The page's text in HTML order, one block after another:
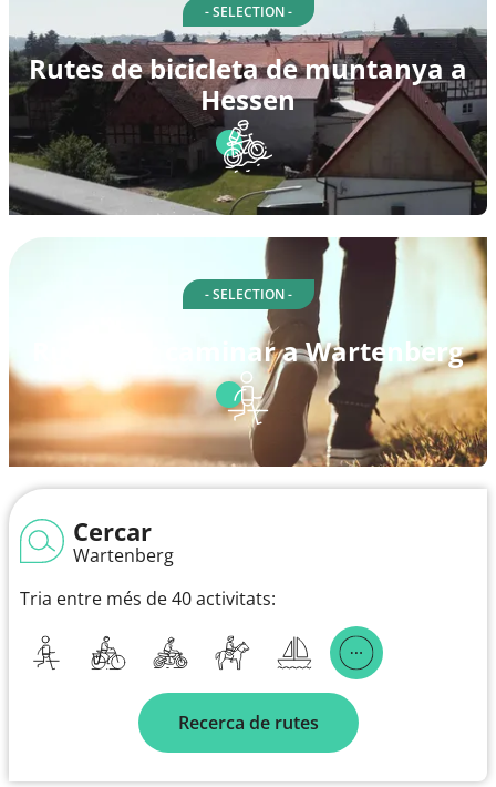
- SELECTION -
Rutes de bicicleta de muntanya a
Hessen
- SELECTION -
Rutes per caminar a Wartenberg
Cercar
Wartenberg
Tria entre més de 40 activitats:
Recerca de rutes